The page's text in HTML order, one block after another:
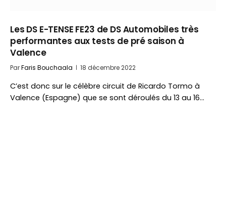
Les DS E-TENSE FE23 de DS Automobiles très
performantes aux tests de pré saison à
Valence
ParFaris Bouchaala 18 décembre 2022
C’est donc sur le célèbre circuit de Ricardo Tormo à
Valence (Espagne) que se sont déroulés du 13 au 16…